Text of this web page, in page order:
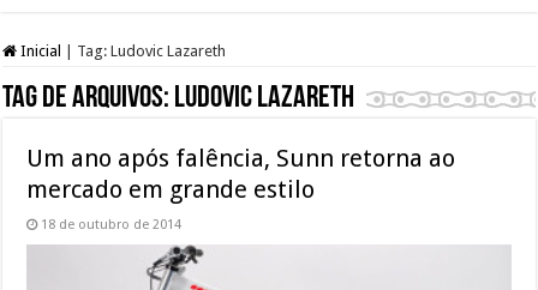
Inicial Tag:Ludovic Lazareth
Tag de arquivos: Ludovic Lazareth
Um ano após falência, Sunn retorna ao
mercado em grande estilo
18 de outubro de 2014